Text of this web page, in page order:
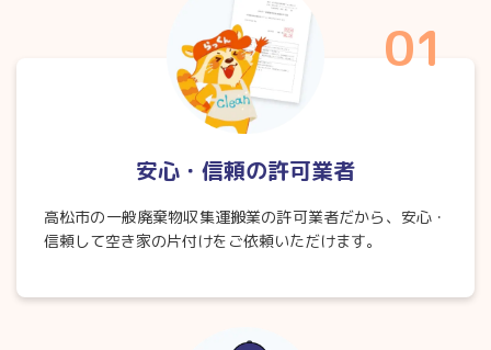
01
安心・信頼の許可業者
高松市の一般廃棄物収集運搬業の許可業者だから、安心・
信頼して空き家の片付けをご依頼いただけます。